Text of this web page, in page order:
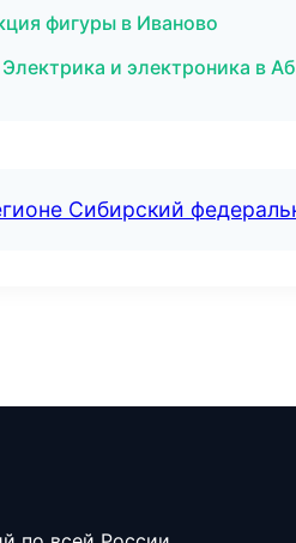
фигуры в Иваново
и электроника в
Сибирский